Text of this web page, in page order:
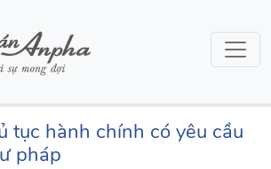
tục hành chính có yêu cầu
pháp